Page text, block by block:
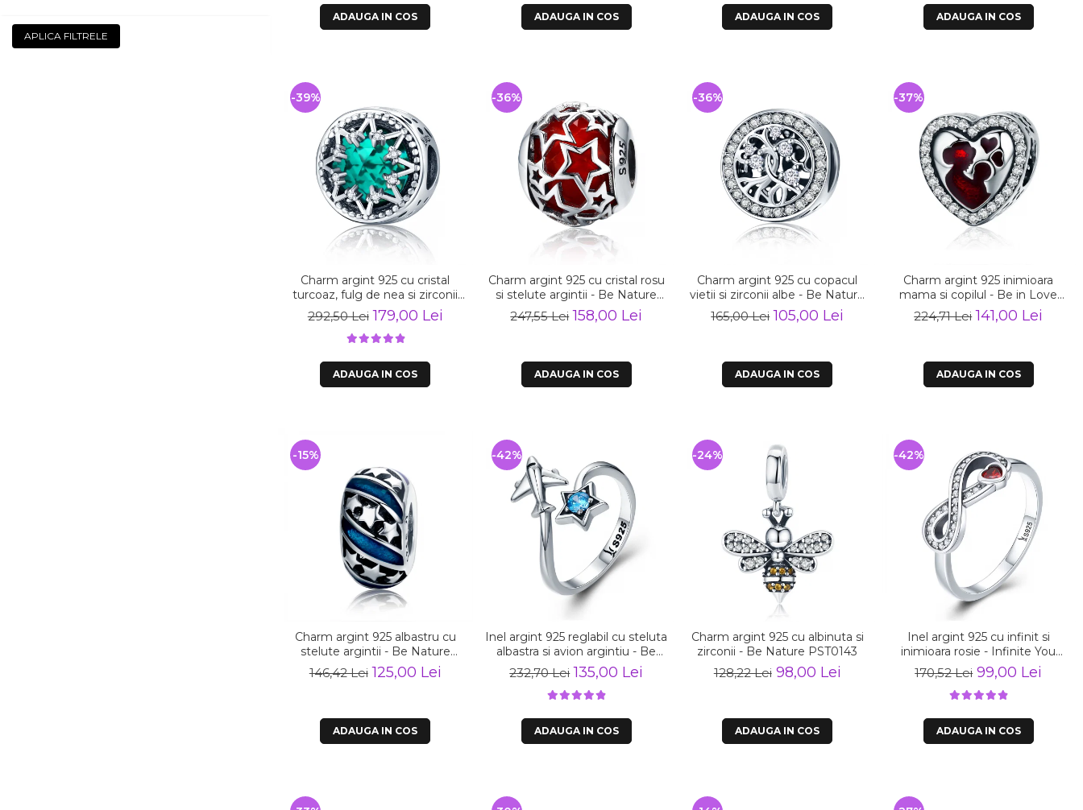
APLICA FILTRELE
ADAUGA IN COS ADAUGA IN COS ADAUGA IN COS ADAUGA IN COS
Charm argint 925 cu cristal
turcoaz, fulg de nea si zirconii
albe - Be Nature PST0110
292,50 Lei 179,00 Lei
-39%
ADAUGA IN COS
Charm argint 925 cu cristal rosu
si stelute argintii - Be Nature
PST0115
247,55 Lei 158,00 Lei
-36%
ADAUGA IN COS
Charm argint 925 cu copacul
vietii si zirconii albe - Be Nature
PST0120
165,00 Lei 105,00 Lei
-36%
ADAUGA IN COS
Charm argint 925 inimioara
mama si copilul - Be in Love
PST0122
224,71 Lei 141,00 Lei
-37%
ADAUGA IN COS
Charm argint 925 albastru cu
stelute argintii - Be Nature
PST0123
146,42 Lei 125,00 Lei
-15%
ADAUGA IN COS
Inel argint 925 reglabil cu steluta
albastra si avion argintiu - Be
Nature IST0047
232,70 Lei 135,00 Lei
-42%
ADAUGA IN COS
Charm argint 925 cu albinuta si
zirconii - Be Nature PST0143
128,22 Lei 98,00 Lei
-24%
ADAUGA IN COS
Inel argint 925 cu infinit si
inimioara rosie - Infinite You
IST0062
170,52 Lei 99,00 Lei
-42%
ADAUGA IN COS